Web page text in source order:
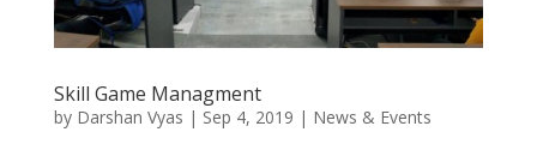
Skill Game Managment
by Darshan Vyas | Sep 4, 2019 | News & Events